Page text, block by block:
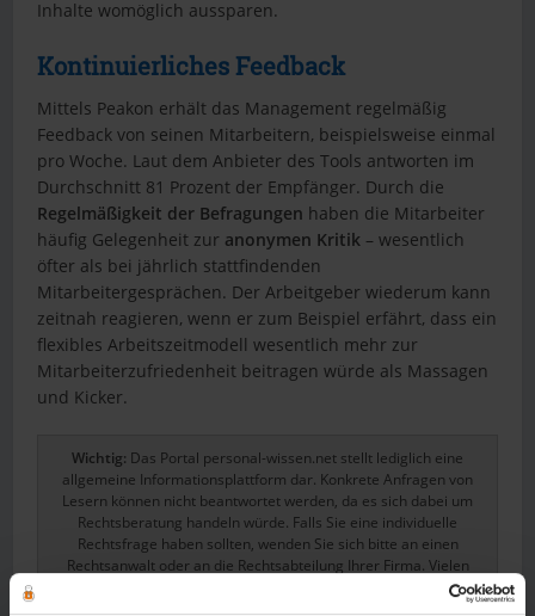
Inhalte womöglich aussparen.
Kontinuierliches Feedback
Mittels Peakon erhält das Management regelmäßig
Feedback von seinen Mitarbeitern, beispielsweise einmal
pro Woche. Laut dem Anbieter des Tools antworten im
Durchschnitt 81 Prozent der Empfänger. Durch die
Regelmäßigkeit der Befragungen haben die Mitarbeiter
häufig Gelegenheit zur anonymen Kritik – wesentlich
öfter als bei jährlich stattfindenden
Mitarbeitergesprächen. Der Arbeitgeber wiederum kann
zeitnah reagieren, wenn er zum Beispiel erfährt, dass ein
flexibles Arbeitszeitmodell wesentlich mehr zur
Mitarbeiterzufriedenheit beitragen würde als Massagen
und Kicker.
Wichtig: Das Portal personal-wissen.net stellt lediglich eine
allgemeine Informationsplattform dar. Konkrete Anfragen von
Lesern können nicht beantwortet werden, da es sich dabei um
Rechtsberatung handeln würde. Falls Sie eine individuelle
Rechtsfrage haben sollten, wenden Sie sich bitte an einen
Rechtsanwalt oder an die Rechtsabteilung Ihrer Firma. Vielen